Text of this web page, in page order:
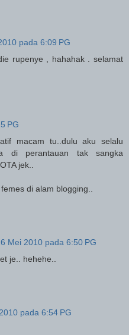
pada 6:09 PG
rupenye , hahahak . selamat
PG
macam tu..dulu aku selalu
di perantauan tak sangka
jek..
di alam blogging..
Mei 2010 pada 6:50 PG
je.. hehehe..
pada 6:54 PG